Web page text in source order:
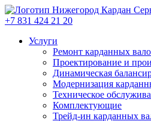
+7 831 424 21 20
Услуги
Ремонт карданных
Проектирование и
Динамическая
Модернизация
Техническое
Комплектующие
Трейд-ин карданных